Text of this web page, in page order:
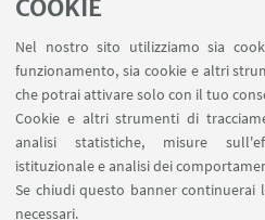
COOKIE
Nel nostro sito utilizziamo sia
funzionamento, sia cookie e altri
che potrai attivare solo con il tuo
Cookie e altri strumenti di
analisi statistiche, misure
istituzionale e analisi dei
Se chiudi questo banner continuerai
necessari.
Segnala un
SEGUI IL